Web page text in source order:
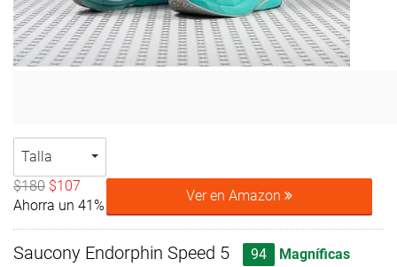
Talla
$180 $107
Ahorra un 41%
Ver en Amazon
Saucony Endorphin Speed 5 94 Magníficas